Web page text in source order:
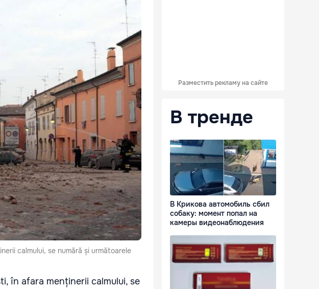
calmului, se numără și următoarele
în afara menținerii calmului, se
Разместить рекламу на сайте
В тренде
В Крикова автомобиль сбил
собаку: момент попал на
камеры видеонаблюдения